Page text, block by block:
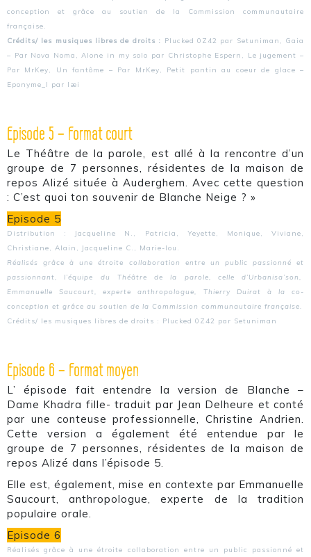
conception et grâce au soutien de la Commission communautaire
française.
Crédits/ les musiques libres de droits : Plucked 0Z42 par Setuniman, Gaia
– Par Nova Noma, Alone in my solo par Christophe Espern, Le jugement –
Par MrKey, Un fantôme – Par MrKey, Petit pantin au coeur de glace –
Eponyme_I par læi
Episode 5 – Format court
Le Théâtre de la parole, est allé à la rencontre d’un
groupe de 7 personnes, résidentes de la maison de
repos Alizé située à Auderghem. Avec cette question
: C’est quoi ton souvenir de Blanche Neige ? »
Episode 5
Distribution : Jacqueline N., Patricia, Yeyette, Monique, Viviane,
Christiane, Alain, Jacqueline C., Marie-lou.
Réalisés grâce à une étroite collaboration entre un public passionné et
passionnant, l’équipe du Théâtre de la parole, celle d’Urbanisa’son,
Emmanuelle Saucourt, experte anthropologue, Thierry Duirat à la co-
conception et grâce au soutien de la Commission communautaire française.
Crédits/ les musiques libres de droits : Plucked 0Z42 par Setuniman
Episode 6 – Format moyen
L’ épisode fait entendre la version de Blanche –
Dame Khadra fille- traduit par Jean Delheure et conté
par une conteuse professionnelle, Christine Andrien.
Cette version a également été entendue par le
groupe de 7 personnes, résidentes de la maison de
repos Alizé dans l’épisode 5.
Elle est, également, mise en contexte par Emmanuelle
Saucourt, anthropologue, experte de la tradition
populaire orale.
Episode 6
Réalisés grâce à une étroite collaboration entre un public passionné et